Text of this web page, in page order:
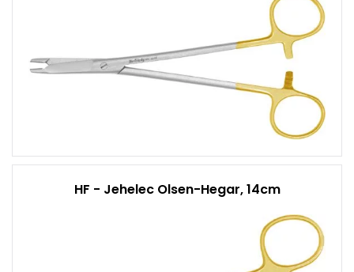
HF - Jehelec Olsen-Hegar, 14cm